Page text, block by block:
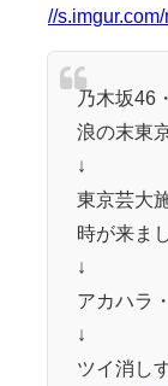
//
乃木坂46
浪の末東
↓
東京芸大
時が来ま
↓
アカハラ
↓
ツイ消し